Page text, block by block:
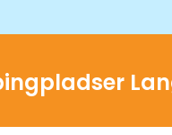
ved vandet var
strandliv og
forlystelsesparker er